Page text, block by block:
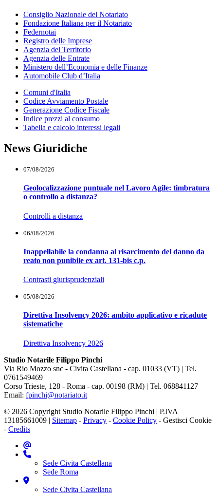
Consiglio Nazionale del Notariato
Fondazione Italiana per il Notariato
Federnotai
Registro delle Imprese
Agenzia del Territorio
Agenzia delle Entrate
Ministero dell’Economia e delle Finanze
Automobile Club d’Italia
Comuni d'Italia
Codice Avviamento Postale
Generazione Codice Fiscale
Indice prezzi al consumo
Tabella e calcolo interessi legali
News Giuridiche
07/08/2026
Geolocalizzazione puntuale nel Lavoro Agile: timbratura
o controllo a distanza?
Controlli a distanza
06/08/2026
Inappellabile la condanna al risarcimento del danno da
reato non punibile ex art. 131-bis c.p.
Contrasti giurisprudenziali
05/08/2026
Direttiva Insolvency 2026: ambito applicativo e ricadute
sistematiche
Direttiva Insolvency 2026
Studio Notarile Filippo Pinchi
Via Rio Mozzo snc - Civita Castellana - cap. 01033 (VT) | Tel.
0761549469
Corso Trieste, 128 - Roma - cap. 00198 (RM) | Tel. 068841127
Email: fpinchi@notariato.it
© 2026 Copyright Studio Notarile Filippo Pinchi | P.IVA
13185661009 | Sitemap - Privacy - Cookie Policy - Gestisci Cookie
- Credits
Sede Civita Castellana
Sede Roma
Sede Civita Castellana